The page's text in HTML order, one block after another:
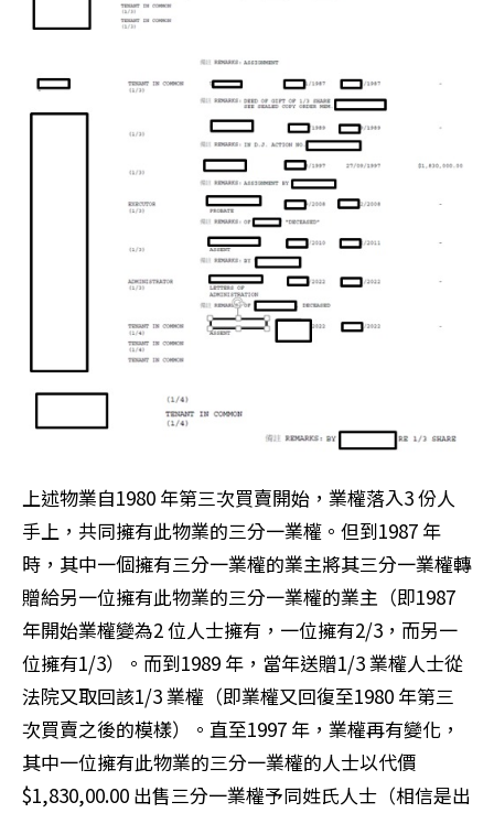
上述物業自1980 年第三次買賣開始，業權落入3 份人
手上，共同擁有此物業的三分一業權。但到1987 年
時，其中一個擁有三分一業權的業主將其三分一業權轉
贈給另一位擁有此物業的三分一業權的業主（即1987
年開始業權變為2 位人士擁有，一位擁有2/3，而另一
位擁有1/3）。而到1989 年，當年送贈1/3 業權人士從
法院又取回該1/3 業權（即業權又回復至1980 年第三
次買賣之後的模樣）。直至1997 年，業權再有變化，
其中一位擁有此物業的三分一業權的人士以代價
$1,830,00.00 出售三分一業權予同姓氏人士（相信是出